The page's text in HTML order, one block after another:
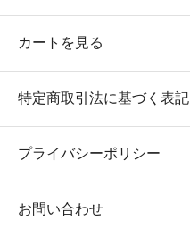
カートを見る
特定商取引法に基づく表記
プライバシーポリシー
お問い合わせ